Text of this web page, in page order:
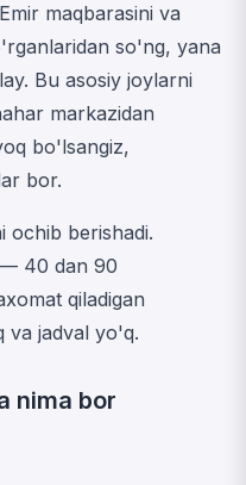
maqbarasini va
so'ng, yana
Bu asosiy joylarni
markazidan
bo'lsangiz,
bor.
ochib berishadi.
40 dan 90
qiladigan
va jadval yo'q.
nima bor